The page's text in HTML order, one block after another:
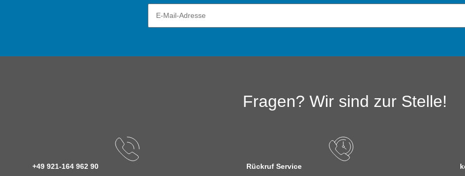
Fragen? Wir sind zur Stelle!
+49 921-164 962 90 Rückruf Service